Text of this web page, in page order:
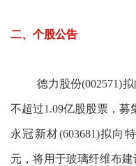
二、个股公告
德力股份(002571)
不超过1.09亿股股票，募
永冠新材(603681)拟向
元，将用于玻璃纤维布建